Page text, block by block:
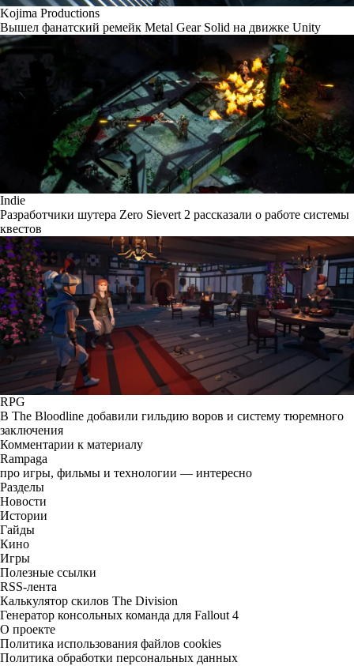
Kojima Productions
Вышел фанатский ремейк Metal Gear Solid на движке Unity
Indie
Разработчики шутера Zero Sievert 2 рассказали о работе системы
квестов
RPG
В The Bloodline добавили гильдию воров и систему тюремного
заключения
Комментарии к материалу
Rampaga
про игры, фильмы и технологии — интересно
Разделы
Новости
Истории
Гайды
Кино
Игры
Полезные ссылки
RSS-лента
Калькулятор скилов The Division
Генератор консольных команда для Fallout 4
О проекте
Политика использования файлов cookies
Политика обработки персональных данных